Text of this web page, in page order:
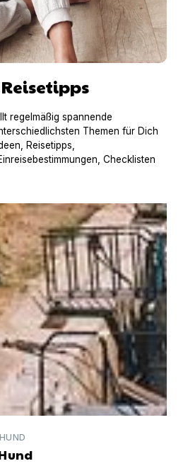
regelmäßig spannende
Themen für Dich
Reisetipps,
Checklisten